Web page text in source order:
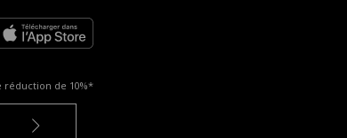
réduction de 10%*